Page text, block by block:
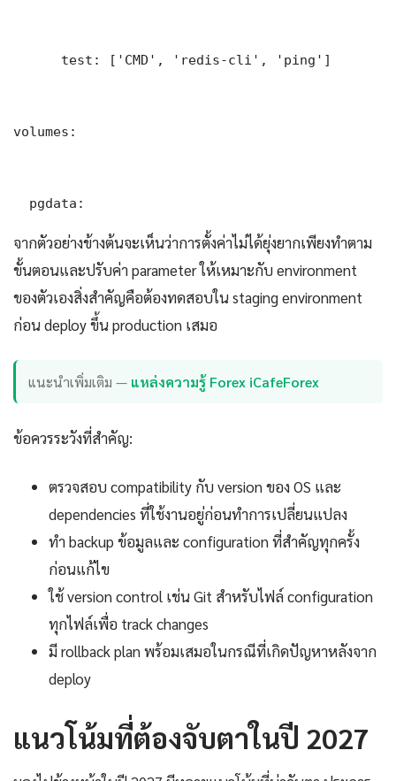
      test: ['CMD', 'redis-cli', 'ping']
volumes:
  pgdata:
จากตัวอย่างข้างต้นจะเห็นว่าการตั้งค่าไม่ได้ยุ่งยากเพียงทำตาม
ขั้นตอนและปรับค่า parameter ให้เหมาะกับ environment
ของตัวเองสิ่งสำคัญคือต้องทดสอบใน staging environment
ก่อน deploy ขึ้น production เสมอ
แนะนำเพิ่มเติม — แหล่งความรู้ Forex iCafeForex
ข้อควรระวังที่สำคัญ:
ตรวจสอบ compatibility กับ version ของ OS และ
dependencies ที่ใช้งานอยู่ก่อนทำการเปลี่ยนแปลง
ทำ backup ข้อมูลและ configuration ที่สำคัญทุกครั้ง
ก่อนแก้ไข
ใช้ version control เช่น Git สำหรับไฟล์ configuration
ทุกไฟล์เพื่อ track changes
มี rollback plan พร้อมเสมอในกรณีที่เกิดปัญหาหลังจาก
deploy
แนวโน้มที่ต้องจับตาในปี 2027